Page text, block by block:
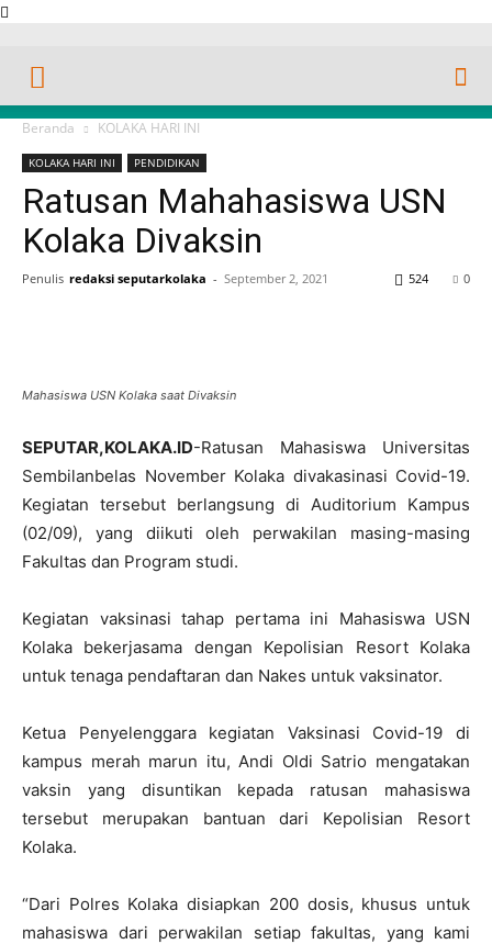
Beranda KOLAKA HARI INI
KOLAKA HARI INI PENDIDIKAN
Ratusan Mahahasiswa USN
Kolaka Divaksin
Penulis redaksi seputarkolaka - September 2, 2021 0
524
Mahasiswa USN Kolaka saat Divaksin
SEPUTAR,KOLAKA.ID-Ratusan Mahasiswa Universitas
Sembilanbelas November Kolaka divakasinasi Covid-19.
Kegiatan tersebut berlangsung di Auditorium Kampus
(02/09), yang diikuti oleh perwakilan masing-masing
Fakultas dan Program studi.
Kegiatan vaksinasi tahap pertama ini Mahasiswa USN
Kolaka bekerjasama dengan Kepolisian Resort Kolaka
untuk tenaga pendaftaran dan Nakes untuk vaksinator.
Ketua Penyelenggara kegiatan Vaksinasi Covid-19 di
kampus merah marun itu, Andi Oldi Satrio mengatakan
vaksin yang disuntikan kepada ratusan mahasiswa
tersebut merupakan bantuan dari Kepolisian Resort
Kolaka.
“Dari Polres Kolaka disiapkan 200 dosis, khusus untuk
mahasiswa dari perwakilan setiap fakultas, yang kami